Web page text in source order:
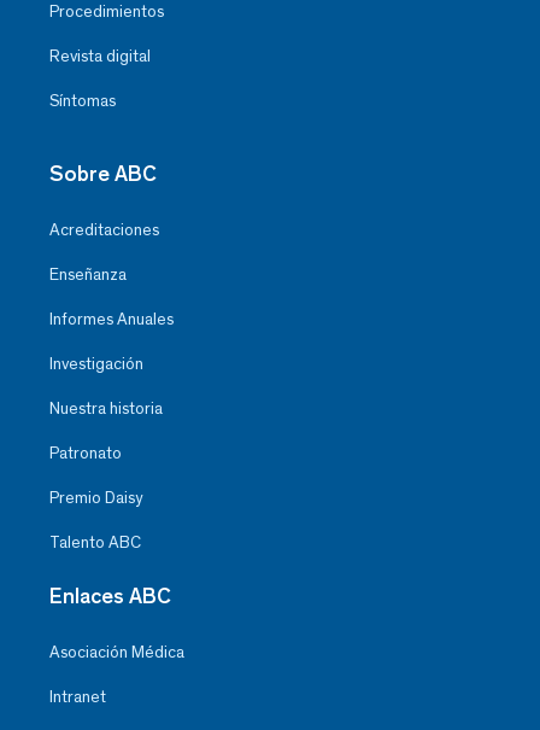
Procedimientos
Revista digital
Síntomas
Sobre ABC
Acreditaciones
Enseñanza
Informes Anuales
Investigación
Nuestra historia
Patronato
Premio Daisy
Talento ABC
Enlaces ABC
Asociación Médica
Intranet